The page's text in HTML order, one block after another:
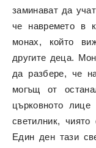
заминават да
че навремето в
монах, който
другите деца.
да разбере, че
могъщ от
църковното
светилник,
Един ден тази